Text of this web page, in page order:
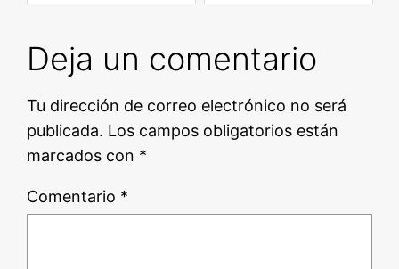
Deja un comentario
Tu dirección de correo electrónico no será
publicada. Los campos obligatorios están
marcados con *
Comentario *